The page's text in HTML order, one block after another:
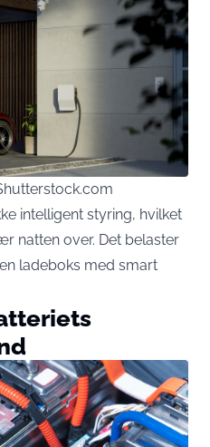
intelligent styring, hvilket
natten over. Det belaster
ladeboks med smart